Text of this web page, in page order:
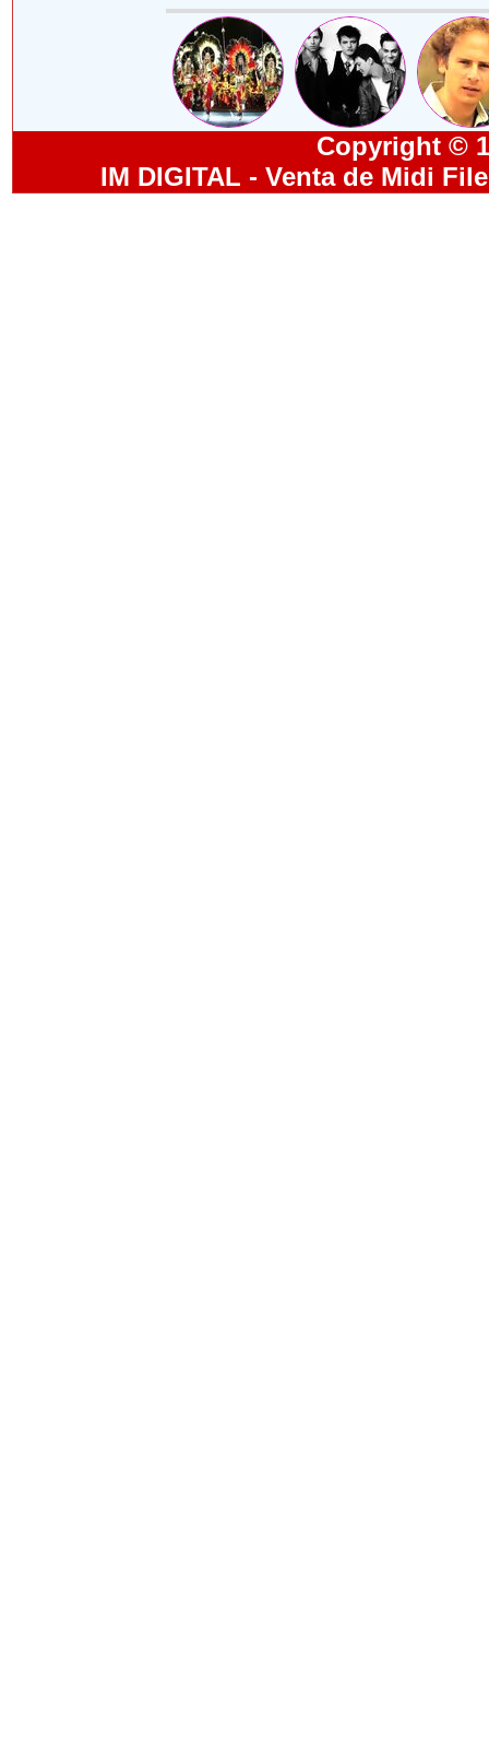
Copyright ©
IM DIGITAL - Venta de Midi